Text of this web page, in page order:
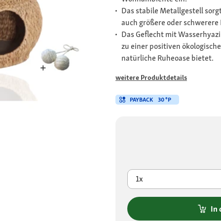
Das stabile Metallgestell
auch größere oder
Das Geflecht mit
zu einer positiven
natürliche Ruheoase bietet.
weitere Produktdetails
PAYBACK 30 °P
1x
In